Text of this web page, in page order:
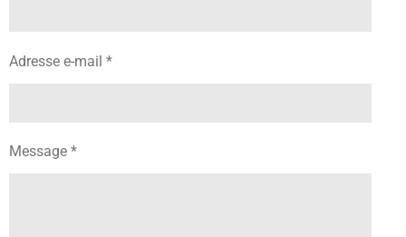
Adresse e-mail *
Message *